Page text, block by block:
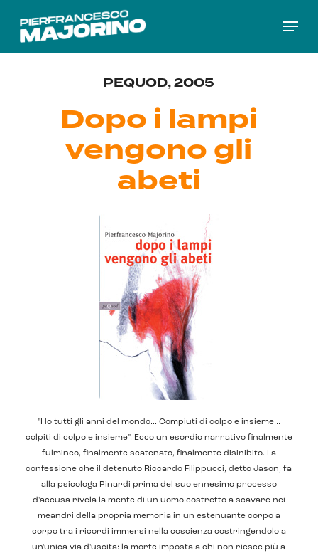
content
Menu
PEQUOD, 2005
Dopo i lampi
vengono gli
abeti
"Ho tutti gli anni del mondo... Compiuti di colpo e insieme...
colpiti di colpo e insieme". Ecco un esordio narrativo finalmente
fulmineo, finalmente scatenato, finalmente disinibito. La
confessione che il detenuto Riccardo Filippucci, detto Jason, fa
alla psicologa Pinardi prima del suo ennesimo processo
d'accusa rivela la mente di un uomo costretto a scavare nei
meandri della propria memoria in un estenuante corpo a
corpo tra i ricordi immersi nella coscienza costringendolo a
un'unica via d'uscita: la morte imposta a chi non riesce più a